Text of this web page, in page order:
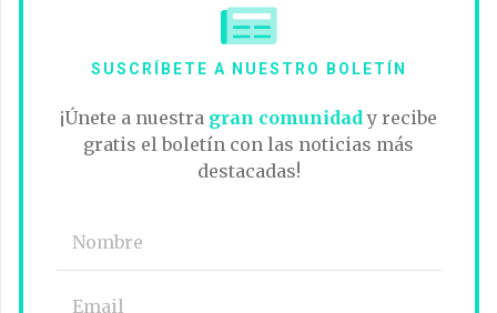
SUSCRÍBETE A NUESTRO BOLETÍN
¡Únete a nuestra gran comunidad y recibe
gratis el boletín con las noticias más
destacadas!